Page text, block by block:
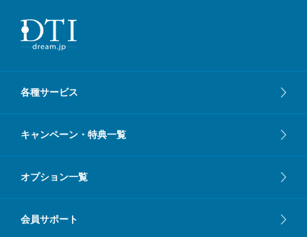
各種サービス
キャンペーン・特典一覧
オプション一覧
会員サポート